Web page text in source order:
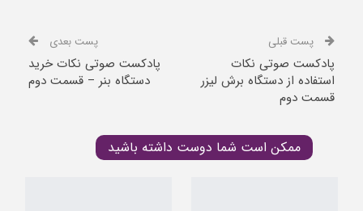
پست قبلی
پادکست صوتی نکات
استفاده از دستگاه برش لیزر
قسمت دوم
پست بعدی
پادکست صوتی نکات خرید
دستگاه بنر – قسمت دوم
ممکن است شما دوست داشته باشید